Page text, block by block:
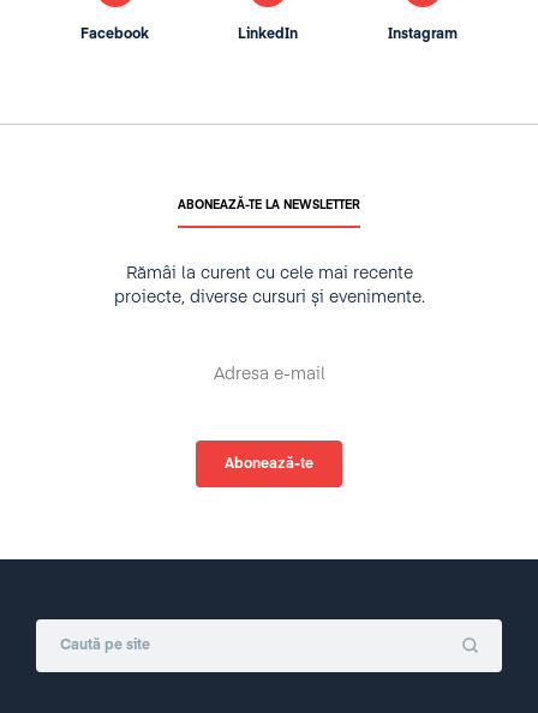
ABONEAZĂ-TE LA NEWSLETTER
Rămâi la curent cu cele mai recente
proiecte, diverse cursuri și evenimente.
Facebook LinkedIn Instagram